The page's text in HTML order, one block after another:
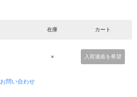
在庫 カート
× 入荷連絡を希望
お問い合わせ